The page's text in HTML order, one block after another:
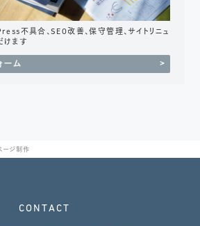
不具合、SEO改善、保守管理、サイトリニュ
けます
ーム
ージ制作
CONTACT